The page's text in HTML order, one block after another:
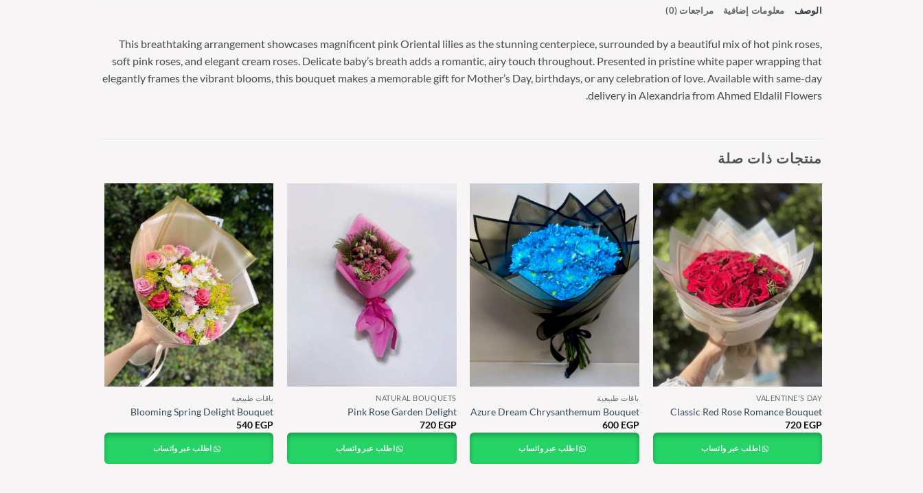
الوصف معلومات إضافية مراجعات (0)
This breathtaking arrangement showcases magnificent pink Oriental lilies as the stunning centerpiece, surrounded by a beautiful mix of hot pink roses,
soft pink roses, and elegant cream roses. Delicate baby’s breath adds a romantic, airy touch throughout. Presented in pristine white paper wrapping that
elegantly frames the vibrant blooms, this bouquet makes a memorable gift for Mother’s Day, birthdays, or any celebration of love. Available with same-day
delivery in Alexandria from Ahmed Eldalil Flowers.
منتجات ذات صلة
VALENTINE'S DAY
Classic Red Rose Romance Bouquet
720 EGP
اطلب عبر واتساب
باقات طبيعية
Azure Dream Chrysanthemum Bouquet
600 EGP
اطلب عبر واتساب
NATURAL BOUQUETS
Pink Rose Garden Delight
720 EGP
اطلب عبر واتساب
باقات طبيعية
Blooming Spring Delight Bouquet
540 EGP
اطلب عبر واتساب